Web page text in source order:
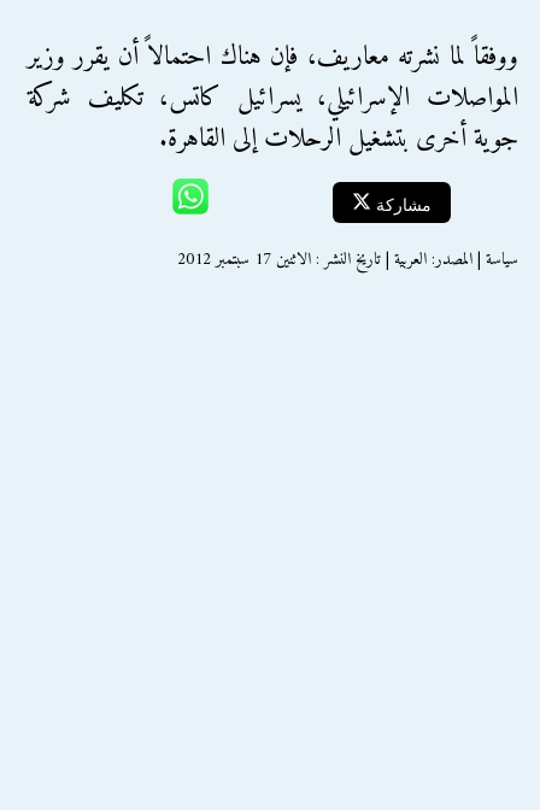
ووفقاً لما نشرته معاريف، فإن هناك احتمالاً أن يقرر وزير
المواصلات الإسرائيلي، يسرائيل كاتس، تكليف شركة
جوية أخرى بتشغيل الرحلات إلى القاهرة.
مشاركة
سياسة | المصدر: العربية | تاريخ النشر : الاثنين 17 سبتمبر 2012